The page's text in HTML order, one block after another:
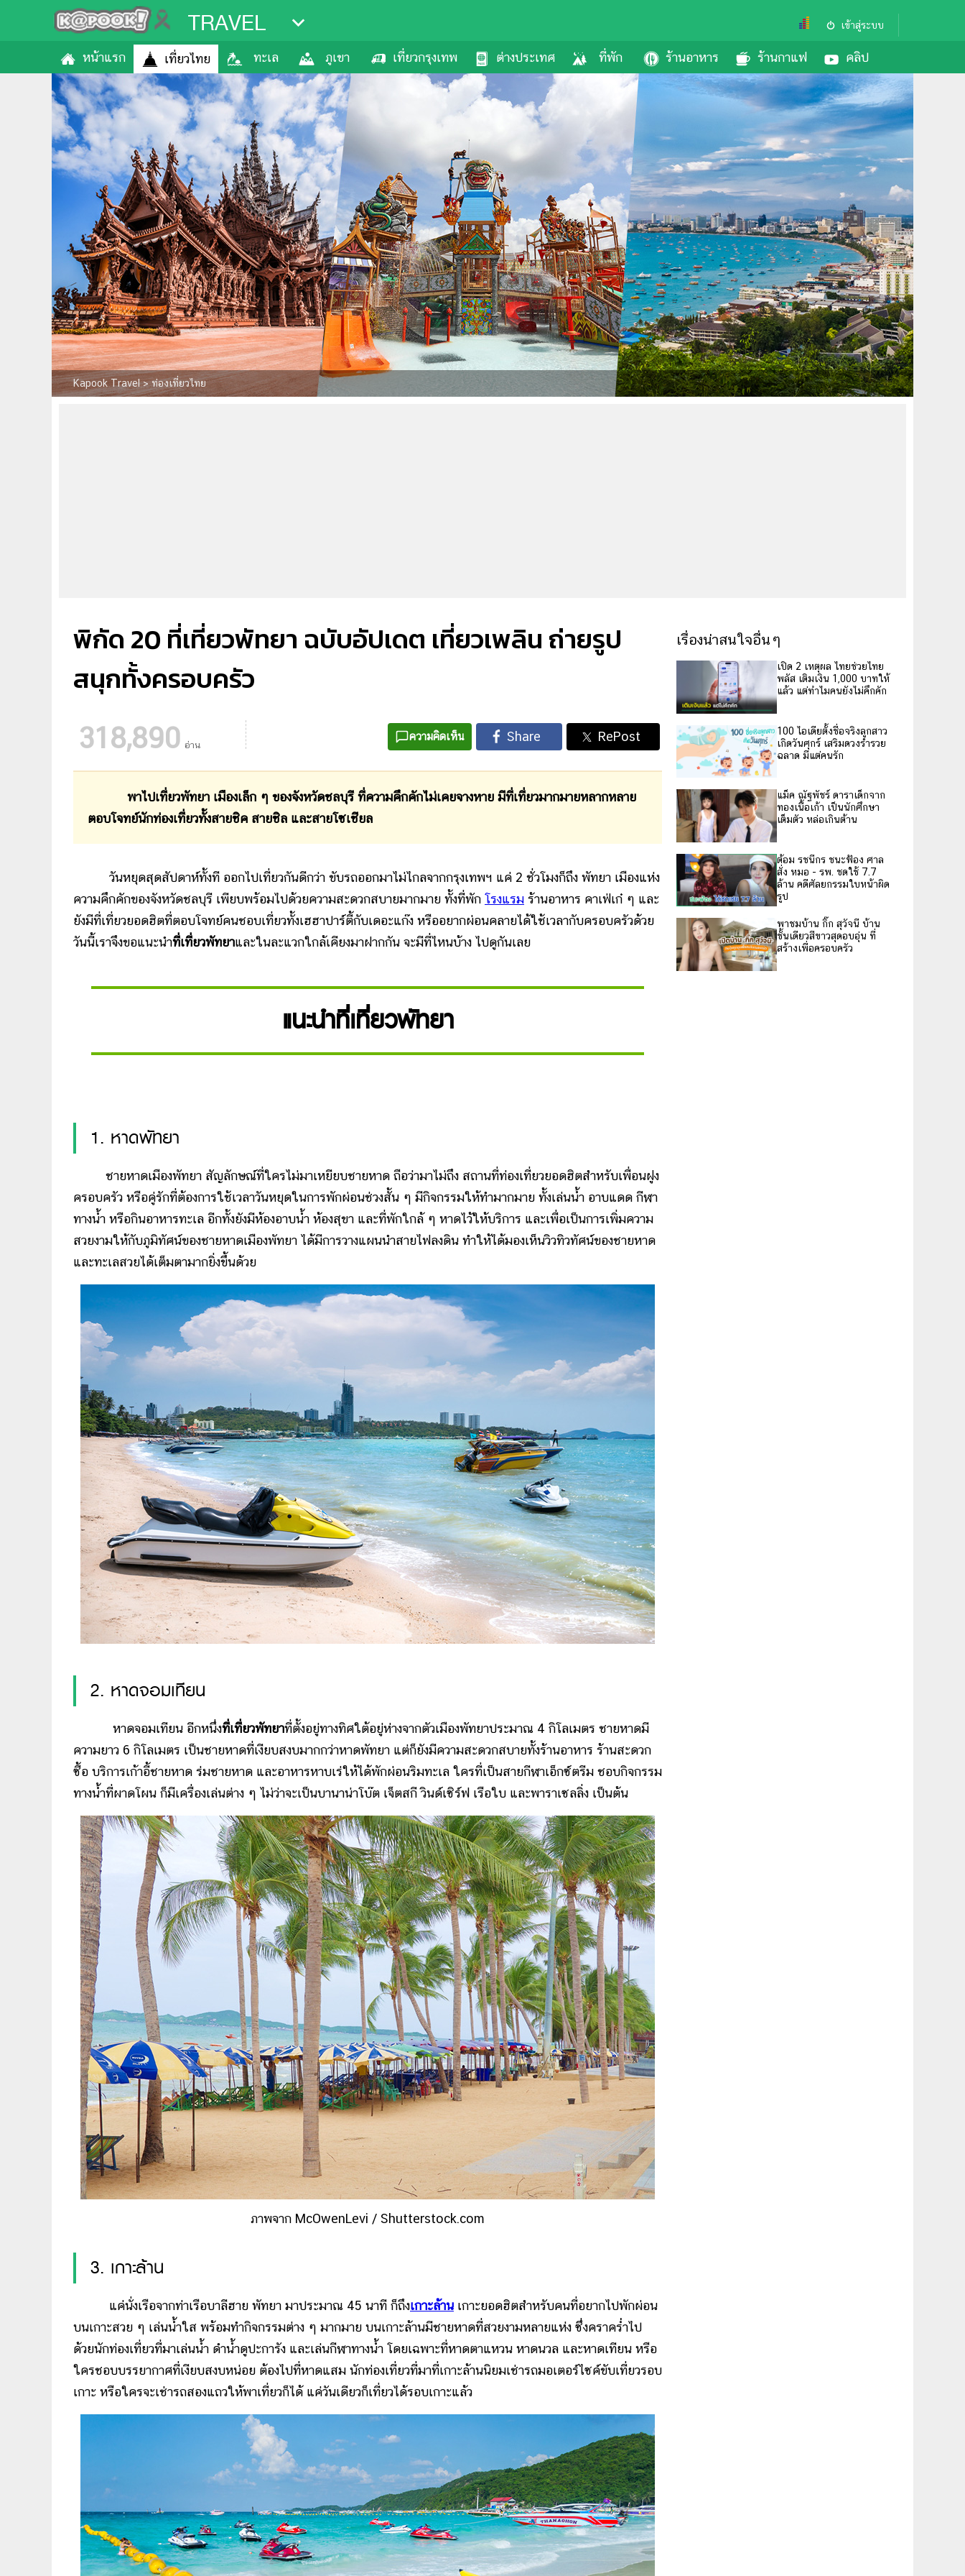
TRAVEL เข้าสู่ระบบ
หน้าแรก เที่ยวไทย ทะเล ภูเขา เที่ยวกรุงเทพ ต่างประเทศ ที่พัก ร้านอาหาร ร้านกาแฟ คลิป
Kapook Travel>ท่องเที่ยวไทย
พิกัด 20 ที่เที่ยวพัทยา ฉบับอัปเดต เที่ยวเพลิน ถ่ายรูป
สนุกทั้งครอบครัว
318,890 อ่าน
ความคิดเห็น
พาไปเที่ยวพัทยา เมืองเล็ก ๆ ของจังหวัดชลบุรี ที่ความคึกคักไม่เคยจางหาย มีที่เที่ยวมากมายหลากหลาย
ตอบโจทย์นักท่องเที่ยวทั้งสายชิค สายชิล และสายโซเชียล
วันหยุดสุดสัปดาห์ทั้งที ออกไปเที่ยวกันดีกว่า ขับรถออกมาไม่ไกลจากกรุงเทพฯ แค่ 2 ชั่วโมงก็ถึง พัทยา เมืองแห่ง
ความคึกคักของจังหวัดชลบุรี เพียบพร้อมไปด้วยความสะดวกสบายมากมาย ทั้งที่พัก โรงแรม ร้านอาหาร คาเฟ่เก๋ ๆ และ
ยังมีที่เที่ยวยอดฮิตที่ตอบโจทย์คนชอบเที่ยวทั้งเฮฮาปาร์ตี้กับเดอะแก๊ง หรืออยากผ่อนคลายได้ใช้เวลากับครอบครัวด้วย
วันนี้เราจึงขอแนะนำที่เที่ยวพัทยาและในละแวกใกล้เคียงมาฝากกัน จะมีที่ไหนบ้าง ไปดูกันเลย
แนะนำที่เที่ยวพัทยา
1. หาดพัทยา
ชายหาดเมืองพัทยา สัญลักษณ์ที่ใครไม่มาเหยียบชายหาด ถือว่ามาไม่ถึง สถานที่ท่องเที่ยวยอดฮิตสำหรับเพื่อนฝูง
ครอบครัว หรือคู่รักที่ต้องการใช้เวลาวันหยุดในการพักผ่อนช่วงสั้น ๆ มีกิจกรรมให้ทำมากมาย ทั้งเล่นน้ำ อาบแดด กีฬา
ทางน้ำ หรือกินอาหารทะเล อีกทั้งยังมีห้องอาบน้ำ ห้องสุขา และที่พักใกล้ ๆ หาดไว้ให้บริการ และเพื่อเป็นการเพิ่มความ
สวยงามให้กับภูมิทัศน์ของชายหาดเมืองพัทยา ได้มีการวางแผนนำสายไฟลงดิน ทำให้ได้มองเห็นวิวทิวทัศน์ของชายหาด
และทะเลสวยได้เต็มตามากยิ่งขึ้นด้วย
2. หาดจอมเทียน
หาดจอมเทียน อีกหนึ่งที่เที่ยวพัทยาที่ตั้งอยู่ทางทิศใต้อยู่ห่างจากตัวเมืองพัทยาประมาณ 4 กิโลเมตร ชายหาดมี
ความยาว 6 กิโลเมตร เป็นชายหาดที่เงียบสงบมากกว่าหาดพัทยา แต่ก็ยังมีความสะดวกสบายทั้งร้านอาหาร ร้านสะดวก
ซื้อ บริการเก้าอี้ชายหาด ร่มชายหาด และอาหารหาบเร่ให้ได้พักผ่อนริมทะเล ใครที่เป็นสายกีฬาเอ็กซ์ตรีม ชอบกิจกรรม
ทางน้ำที่ผาดโผน ก็มีเครื่องเล่นต่าง ๆ ไม่ว่าจะเป็นบานาน่าโบ๊ต เจ็ตสกี วินด์เซิร์ฟ เรือใบ และพาราเซลลิ่ง เป็นต้น
ภาพจาก McOwenLevi / Shutterstock.com
3. เกาะล้าน
แค่นั่งเรือจากท่าเรือบาลีฮาย พัทยา มาประมาณ 45 นาที ก็ถึงเกาะล้าน เกาะยอดฮิตสำหรับคนที่อยากไปพักผ่อน
บนเกาะสวย ๆ เล่นน้ำใส พร้อมทำกิจกรรมต่าง ๆ มากมาย บนเกาะล้านมีชายหาดที่สวยงามหลายแห่ง ซึ่งคราคร่ำไป
ด้วยนักท่องเที่ยวที่มาเล่นน้ำ ดำน้ำดูปะการัง และเล่นกีฬาทางน้ำ โดยเฉพาะที่หาดตาแหวน หาดนวล และหาดเทียน หรือ
ใครชอบบรรยากาศที่เงียบสงบหน่อย ต้องไปที่หาดแสม นักท่องเที่ยวที่มาที่เกาะล้านนิยมเช่ารถมอเตอร์ไซค์ขับเที่ยวรอบ
เกาะ หรือใครจะเช่ารถสองแถวให้พาเที่ยวก็ได้ แค่วันเดียวก็เที่ยวได้รอบเกาะแล้ว
เรื่องน่าสนใจอื่นๆ
เปิด 2 เหตุผล ไทยช่วยไทย
พลัส เติมเงิน 1,000 บาทให้
แล้ว แต่ทำไมคนยังไม่คึกคัก
100 ไอเดียตั้งชื่อจริงลูกสาว
เกิดวันศุกร์ เสริมดวงร่ำรวย
ฉลาด มีแต่คนรัก
แม็ค ณัฐพัชร์ ดาราเด็กจาก
ทองเนื้อเก้า เป็นนักศึกษา
เต็มตัว หล่อเกินต้าน
ต้อม รชนีกร ชนะฟ้อง ศาล
สั่ง หมอ - รพ. ชดใช้ 7.7
ล้าน คดีศัลยกรรมใบหน้าผิด
รูป
พาชมบ้าน กิ๊ก สุวัจนี บ้าน
ชั้นเดียวสีขาวสุดอบอุ่น ที่
สร้างเพื่อครอบครัว